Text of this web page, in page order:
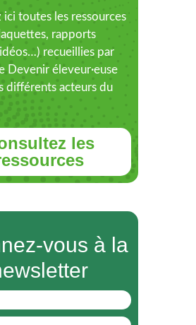
ici toutes les ressources
rapports
recueillies par
Devenir éleveur·euse
différents acteurs du
les
vous à la